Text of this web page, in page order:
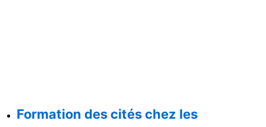
Formation des cités chez les